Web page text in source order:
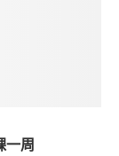
一周